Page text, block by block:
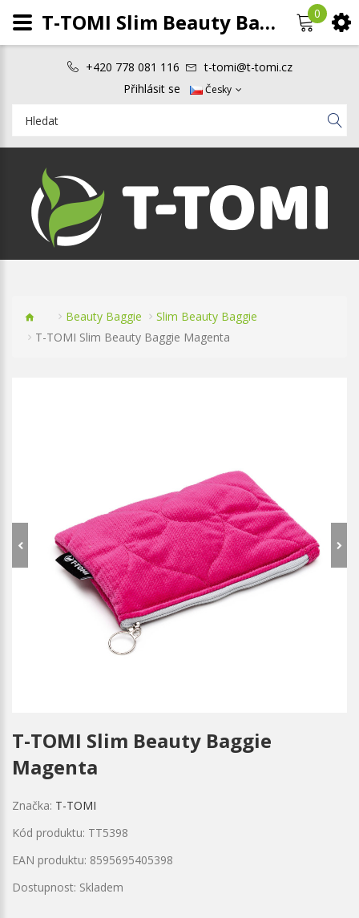
+420 778 081 116
t-tomi@t-tomi.cz
Přihlásit se
Česky
0
Beauty Baggie
Slim Beauty Baggie
T-TOMI Slim Beauty Baggie Magenta
T-TOMI Slim Beauty Baggie
Magenta
Značka: T-TOMI
Kód produktu: TT5398
EAN produktu: 8595695405398
Dostupnost: Skladem
T-TOMI Slim Beauty Baggie Magenta